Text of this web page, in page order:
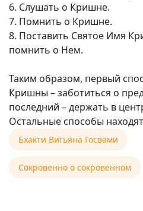
6. Слушать о Кришне.
7. Помнить о Кришне.
8. Поставить Святое Имя
помнить о Нем.
Таким образом, первый
Кришны – заботиться о
последний – держать в
Остальные способы
Бхакти Вигьяна Госвами
Сокровенно о сокровенном